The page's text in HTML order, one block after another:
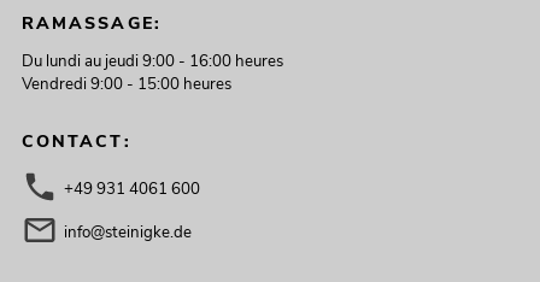
RAMASSAGE:
Du lundi au jeudi 9:00 - 16:00 heures
Vendredi 9:00 - 15:00 heures
CONTACT:
+49 931 4061 600
info@steinigke.de